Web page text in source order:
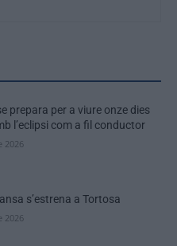
prepara per a viure onze dies
l’eclipsi com a fil conductor
2026
s’estrena a Tortosa
2026